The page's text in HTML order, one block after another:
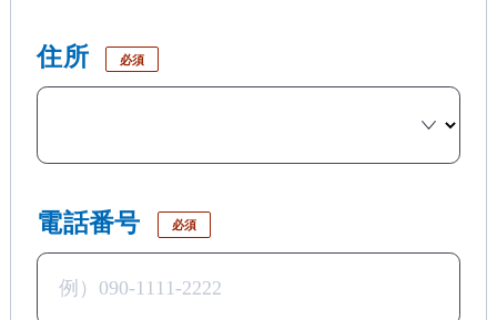
住所 必須
電話番号 必須